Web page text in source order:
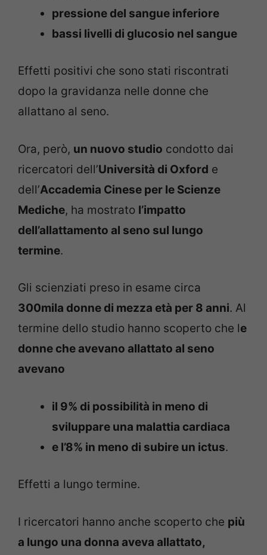
pressione del sangue inferiore
bassi livelli di glucosio nel sangue
Effetti positivi che sono stati riscontrati
dopo la gravidanza nelle donne che
allattano al seno.
Ora, però, un nuovo studio condotto dai
ricercatori dell’Università di Oxford e
dell’Accademia Cinese per le Scienze
Mediche, ha mostrato l’impatto
dell’allattamento al seno sul lungo
termine.
Gli scienziati preso in esame circa
300mila donne di mezza età per 8 anni. Al
termine dello studio hanno scoperto che le
donne che avevano allattato al seno
avevano
il 9% di possibilità in meno di
sviluppare una malattia cardiaca
e l’8% in meno di subire un ictus.
Effetti a lungo termine.
I ricercatori hanno anche scoperto che più
a lungo una donna aveva allattato,